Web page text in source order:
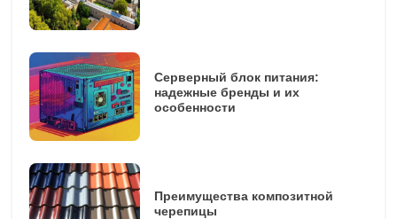
Серверный блок питания:
надежные бренды и их
особенности
Преимущества композитной
черепицы